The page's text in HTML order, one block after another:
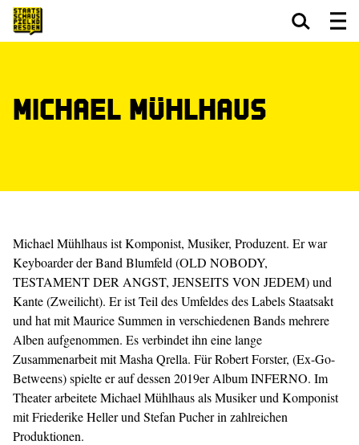
Michael Mühlhaus
Michael Mühlhaus ist Komponist, Musiker, Produzent. Er war
Keyboarder der Band Blumfeld (OLD NOBODY,
TESTAMENT DER ANGST, JENSEITS VON JEDEM) und
Kante (Zweilicht). Er ist Teil des Umfeldes des Labels Staatsakt
und hat mit Maurice Summen in verschiedenen Bands mehrere
Alben aufgenommen. Es verbindet ihn eine lange
Zusammenarbeit mit Masha Qrella. Für Robert Forster, (Ex-Go-
Betweens) spielte er auf dessen 2019er Album INFERNO. Im
Theater arbeitete Michael Mühlhaus als Musiker und Komponist
mit Friederike Heller und Stefan Pucher in zahlreichen
Produktionen.